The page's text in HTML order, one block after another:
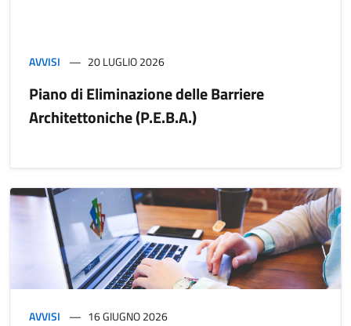
AVVISI 20 LUGLIO 2026
Piano di Eliminazione delle Barriere
Architettoniche (P.E.B.A.)
AVVISI 16 GIUGNO 2026